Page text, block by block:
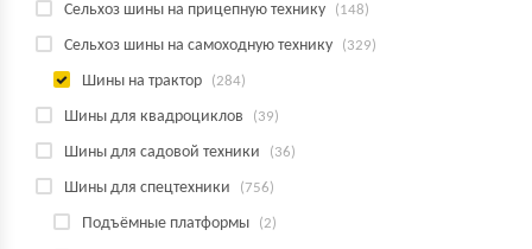
Сельхоз шины на прицепную технику (148)
Сельхоз шины на самоходную технику (329)
Шины на трактор (284)
Шины для квадроциклов (39)
Шины для садовой техники (36)
Шины для спецтехники (756)
Подъёмные платформы (2)